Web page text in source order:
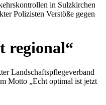
in Sulzkirchen
Polizisten Verstöße gegen
regional“
Landschaftspflegeverband
Motto „Echt optimal ist jetzt